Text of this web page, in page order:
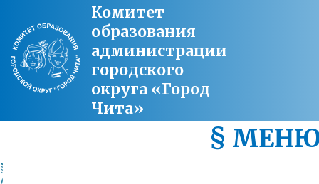
Комитет
образования
администрации
городского
округа «Город
Чита»
§